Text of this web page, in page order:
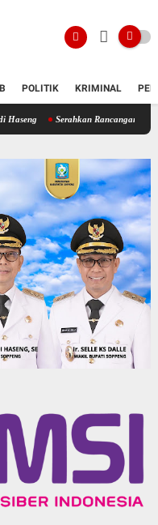
POLITIK KRIMINAL
Rancangan KUA-PPAS 2027,